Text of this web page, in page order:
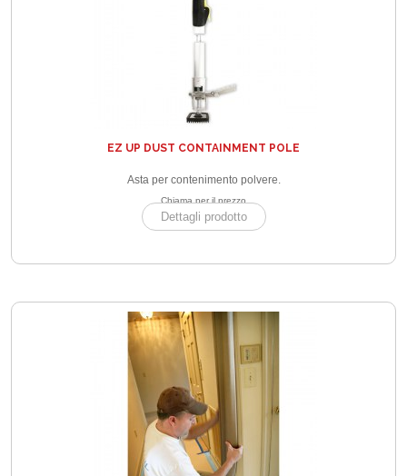
EZ UP DUST CONTAINMENT POLE
Asta per contenimento polvere.
Chiama per il prezzo
Dettagli prodotto